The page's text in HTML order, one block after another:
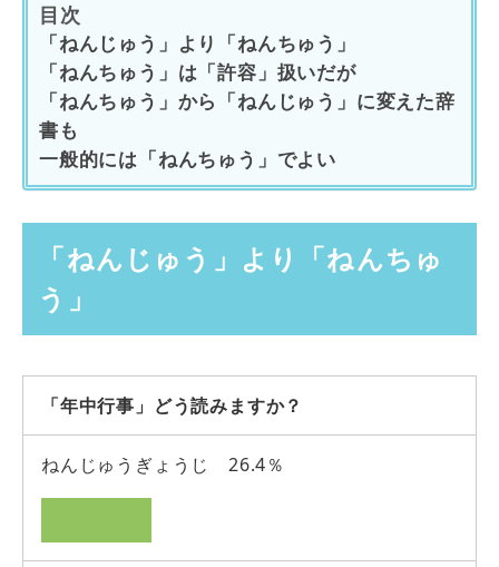
目次
「ねんじゅう」より「ねんちゅう」
「ねんちゅう」は「許容」扱いだが
「ねんちゅう」から「ねんじゅう」に変えた辞
書も
一般的には「ねんちゅう」でよい
「ねんじゅう」より「ねんちゅ
う」
「年中行事」どう読みますか？
ねんじゅうぎょうじ 26.4％